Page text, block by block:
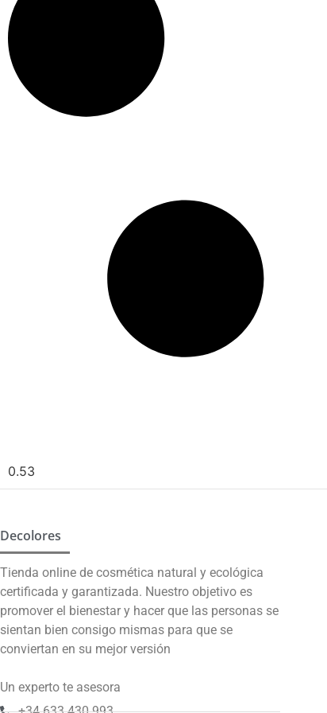
Decolores
Tienda online de cosmética natural y ecológica
certificada y garantizada. Nuestro objetivo es
promover el bienestar y hacer que las personas se
sientan bien consigo mismas para que se
conviertan en su mejor versión
Un experto te asesora